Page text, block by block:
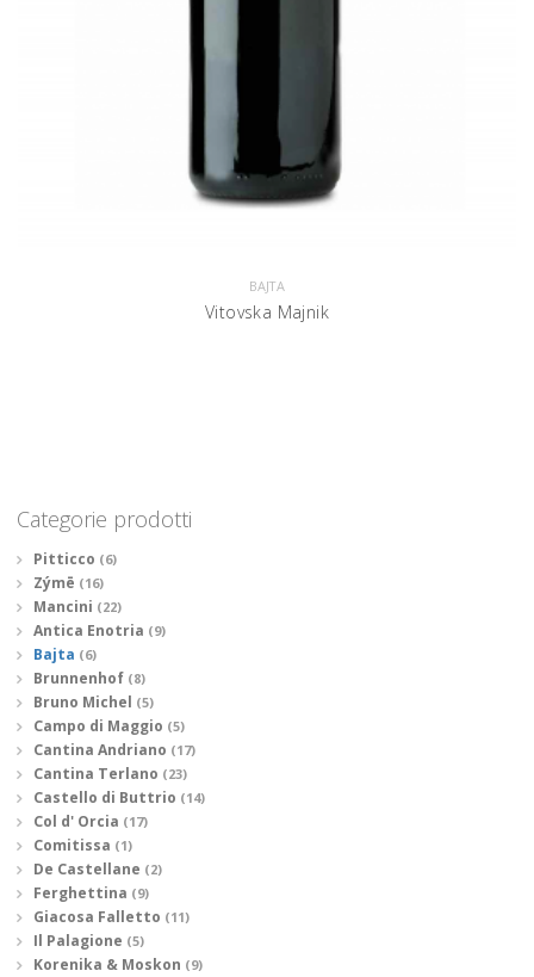
BAJTA
Vitovska Majnik
Categorie prodotti
Pitticco (6)
Zýmē (16)
Mancini (22)
Antica Enotria (9)
Bajta (6)
Brunnenhof (8)
Bruno Michel (5)
Campo di Maggio (5)
Cantina Andriano (17)
Cantina Terlano (23)
Castello di Buttrio (14)
Col d' Orcia (17)
Comitissa (1)
De Castellane (2)
Ferghettina (9)
Giacosa Falletto (11)
Il Palagione (5)
Korenika & Moskon (9)